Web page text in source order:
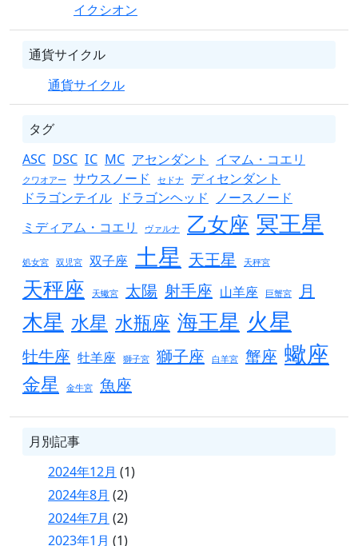
イクシオン
通貨サイクル
通貨サイクル
タグ
ASC DSC IC MC アセンダント イマム・コエリ
クワオアー サウスノード セドナ
ディセンダント
ドラゴンテイル
ドラゴンヘッド
ノースノード
ミディアム・コエリ
ヴァルナ 乙女座 冥王星
処女宮 双児宮 双子座 土星 天王星 天秤宮
天秤座 天蠍宮 太陽 射手座 山羊座 巨蟹宮 月
木星 水星 水瓶座 海王星 火星
牡牛座 牡羊座 獅子宮 獅子座 白羊宮 蟹座 蠍座
金星 金牛宮 魚座
月別記事
2024年12月 (1)
2024年8月 (2)
2024年7月 (2)
2023年1月 (1)